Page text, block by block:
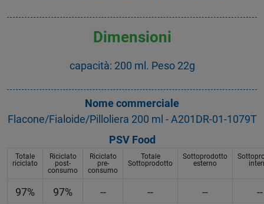
Dimensioni
capacità: 200 ml. Peso 22g
Nome commerciale
Flacone/Fialoide/Pilloliera 200 ml - A201DR-01-1079T
PSV Food
Totale
riciclato
Riciclato
post-
consumo
Riciclato
pre-
consumo
Totale
Sottoprodotto
Sottoprodotto
esterno
97% 97% -- -- -- --